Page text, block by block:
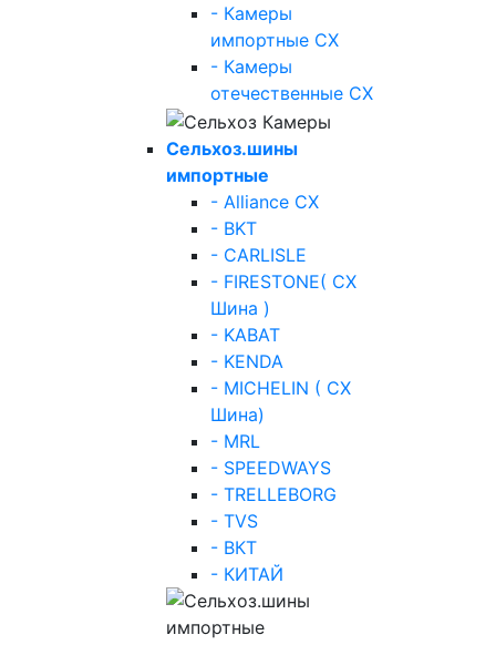
- Камеры
импортные СХ
- Камеры
отечественные СХ
Сельхоз.шины
импортные
- Alliance СХ
- BKT
- CARLISLE
- FIRESTONE( СХ
Шина )
- KABAT
- KENDA
- MICHELIN ( СХ
Шина)
- MRL
- SPEEDWAYS
- TRELLEBORG
- TVS
- ВКТ
- КИТАЙ